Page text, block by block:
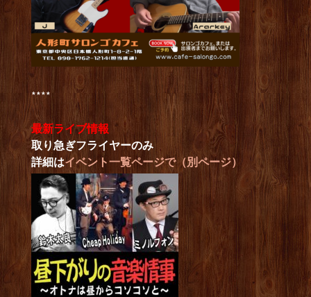
****
最新ライブ情報
取り急ぎフライヤーのみ
詳細はイベント一覧ページで（別ページ）